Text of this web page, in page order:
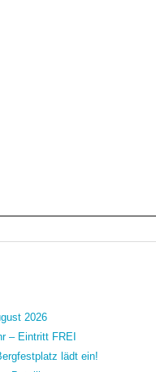
2026
– Eintritt FREI
lädt ein!